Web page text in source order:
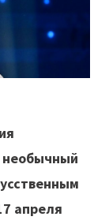
необычный
апреля